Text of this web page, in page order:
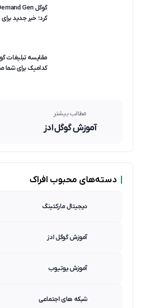
کرد؛ خبر جدید
مقایسه تبلیغات
کدامیک برای شما
مطالب بیشتر
آموزش گوگل ادز
دسته‌های محبوب افراک
دیجیتال مارکتینگ
آموزش گوگل ادز
آموزش یوتیوب
شبکه های اجتماعی